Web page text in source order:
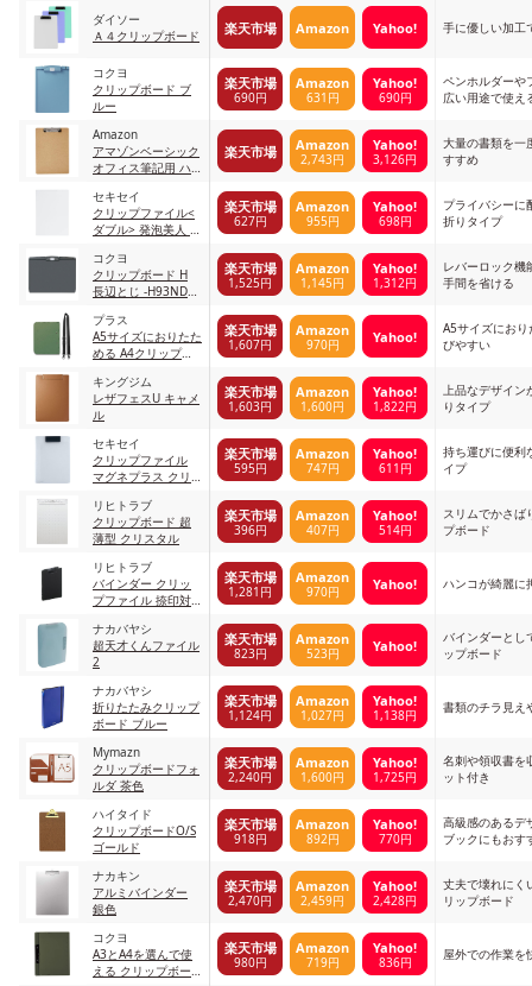
ダイソー
Ａ４クリップボード
楽天市場 Amazon Yahoo! 手に優しい加工
コクヨ
クリップボード ブ
ルー
楽天市場
690円
Amazon
631円
Yahoo!
690円
ペンホルダーや
広い用途で使え
Amazon
アマゾンベーシック
オフィス筆記用 ハ
ック
楽天市場 Amazon
2,743円
Yahoo!
3,126円
大量の書類を一
すすめ
セキセイ
クリップファイル<
ダブル> 発泡美人 ホ
楽天市場
627円
Amazon
955円
Yahoo!
698円
プライバシーに
折りタイプ
コクヨ
クリップボード H
長辺とじ -H93NDM
楽天市場
1,525円
Amazon
1,145円
Yahoo!
1,312円
レバーロック機
手間を省ける
プラス
A5サイズにおりたた
める A4クリップボ
楽天市場
1,607円
Amazon
970円 Yahoo!
A5サイズにお
びやすい
キングジム
レザフェスU キャメ
ル
楽天市場
1,603円
Amazon
1,600円
Yahoo!
1,822円
上品なデザイン
りタイプ
セキセイ
クリップファイル
マグネプラス クリ
楽天市場
595円
Amazon
747円
Yahoo!
611円
持ち運びに便利
イプ
リヒトラブ
クリップボード 超
薄型 クリスタル
楽天市場
396円
Amazon
407円
Yahoo!
514円
スリムでかさば
プボード
リヒトラブ
バインダー クリッ
プファイル 捺印対
楽天市場
1,281円
Amazon
970円 Yahoo! ハンコが綺麗に
ナカバヤシ
超天才くんファイル
2
楽天市場
823円
Amazon
523円 Yahoo!
バインダーとし
ップボード
ナカバヤシ
折りたたみクリップ
ボード ブルー
楽天市場
1,124円
Amazon
1,027円
Yahoo!
1,138円 書類のチラ見え
Mymazn
クリップボードフォ
ルダ 茶色
楽天市場
2,240円
Amazon
1,600円
Yahoo!
1,725円
名刺や領収書を
ット付き
ハイタイド
クリップボードO/S
ゴールド
楽天市場
918円
Amazon
892円
Yahoo!
770円
高級感のあるデ
ブックにもおす
ナカキン
アルミバインダー
銀色
楽天市場
2,470円
Amazon
2,459円
Yahoo!
2,428円
丈夫で壊れにく
リップボード
コクヨ
A3とA4を選んで使
える クリップボー
楽天市場
980円
Amazon
719円
Yahoo!
836円 屋外での作業を